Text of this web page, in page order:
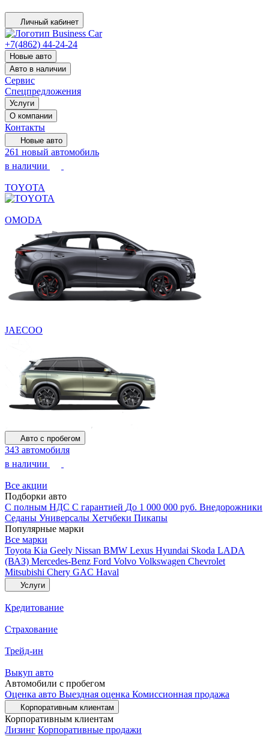
Личный кабинет
+7(4862) 44-24-24
Новые авто
Авто в наличии
Сервис
Спецпредложения
Услуги
О компании
Контакты
Новые авто
261 новый автомобиль
в наличии
TOYOTA
OMODA
JAECOO
Авто с пробегом
343 автомобиля
в наличии
Все акции
Подборки авто
С полным НДС С гарантией До 1 000 000 руб. Внедорожники
Седаны Универсалы Хетчбеки Пикапы
Популярные марки
Все марки
Toyota Kia Geely Nissan BMW Lexus Hyundai Skoda LADA
(ВАЗ) Mercedes-Benz Ford Volvo Volkswagen Chevrolet
Mitsubishi Chery GAC Haval
Услуги
Кредитование
Страхование
Трейд-ин
Выкуп авто
Автомобили с пробегом
Оценка авто Выездная оценка Комиссионная продажа
Корпоративным клиентам
Корпоративным клиентам
Лизинг Корпоративные продажи